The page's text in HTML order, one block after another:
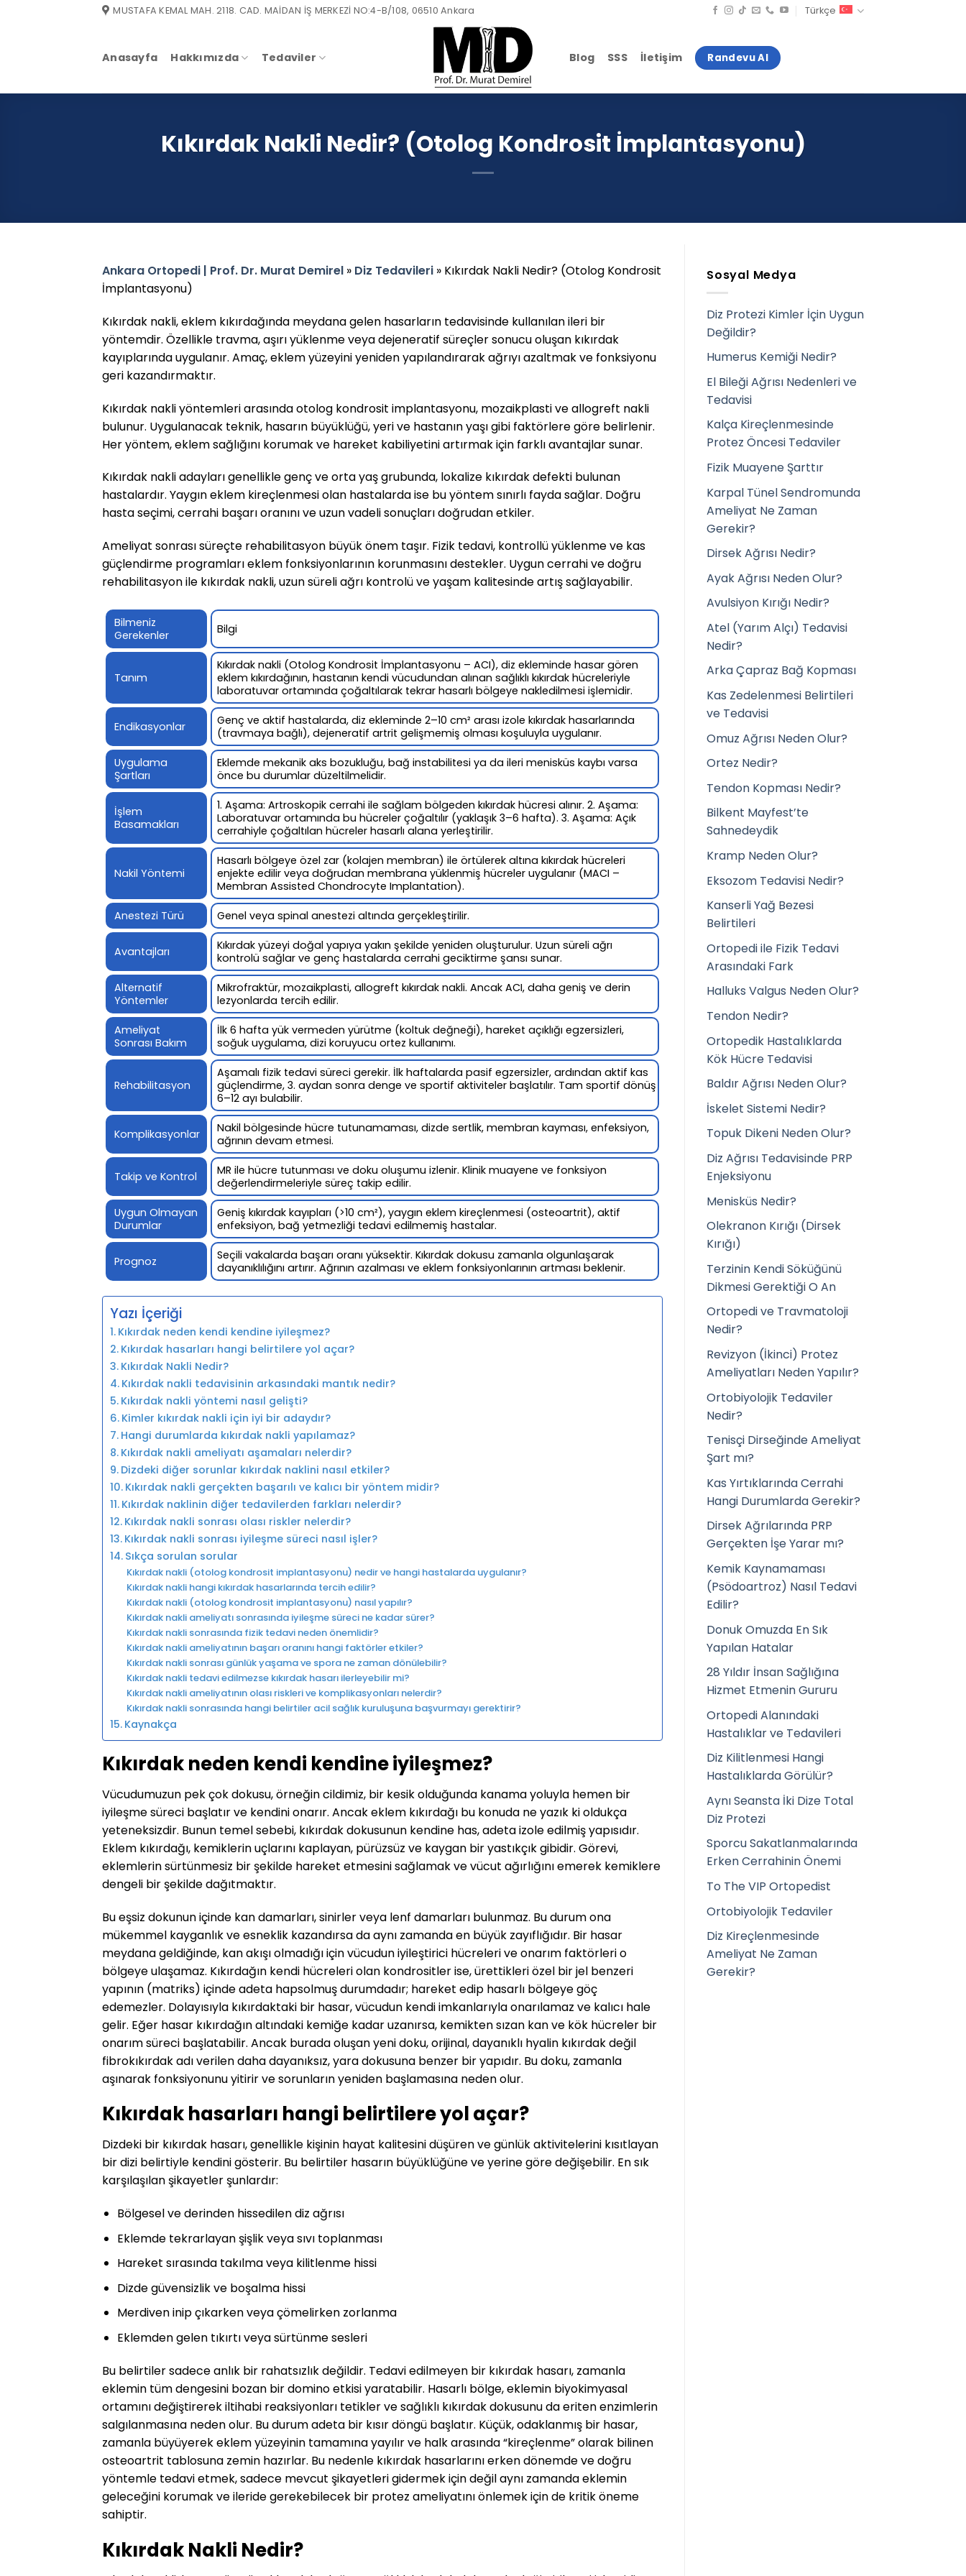
MUSTAFA KEMAL MAH. 2118. CAD. MAİDAN İŞ MERKEZİ NO:4-B/108, 06510 Ankara Türkçe
Anasayfa Hakkımızda Tedaviler Blog SSS İletişim Randevu Al
Kıkırdak Nakli Nedir? (Otolog Kondrosit İmplantasyonu)
Ankara Ortopedi | Prof. Dr. Murat Demirel » Diz Tedavileri » Kıkırdak Nakli Nedir? (Otolog Kondrosit
İmplantasyonu)
Kıkırdak nakli, eklem kıkırdağında meydana gelen hasarların tedavisinde kullanılan ileri bir
yöntemdir. Özellikle travma, aşırı yüklenme veya dejeneratif süreçler sonucu oluşan kıkırdak
kayıplarında uygulanır. Amaç, eklem yüzeyini yeniden yapılandırarak ağrıyı azaltmak ve fonksiyonu
geri kazandırmaktır.
Kıkırdak nakli yöntemleri arasında otolog kondrosit implantasyonu, mozaikplasti ve allogreft nakli
bulunur. Uygulanacak teknik, hasarın büyüklüğü, yeri ve hastanın yaşı gibi faktörlere göre belirlenir.
Her yöntem, eklem sağlığını korumak ve hareket kabiliyetini artırmak için farklı avantajlar sunar.
Kıkırdak nakli adayları genellikle genç ve orta yaş grubunda, lokalize kıkırdak defekti bulunan
hastalardır. Yaygın eklem kireçlenmesi olan hastalarda ise bu yöntem sınırlı fayda sağlar. Doğru
hasta seçimi, cerrahi başarı oranını ve uzun vadeli sonuçları doğrudan etkiler.
Ameliyat sonrası süreçte rehabilitasyon büyük önem taşır. Fizik tedavi, kontrollü yüklenme ve kas
güçlendirme programları eklem fonksiyonlarının korunmasını destekler. Uygun cerrahi ve doğru
rehabilitasyon ile kıkırdak nakli, uzun süreli ağrı kontrolü ve yaşam kalitesinde artış sağlayabilir.
Bilmeniz
Gerekenler
Bilgi
Tanım
Kıkırdak nakli (Otolog Kondrosit İmplantasyonu – ACI), diz ekleminde hasar gören
eklem kıkırdağının, hastanın kendi vücudundan alınan sağlıklı kıkırdak hücreleriyle
laboratuvar ortamında çoğaltılarak tekrar hasarlı bölgeye nakledilmesi işlemidir.
Endikasyonlar
Genç ve aktif hastalarda, diz ekleminde 2–10 cm² arası izole kıkırdak hasarlarında
(travmaya bağlı), dejeneratif artrit gelişmemiş olması koşuluyla uygulanır.
Uygulama
Şartları
Eklemde mekanik aks bozukluğu, bağ instabilitesi ya da ileri menisküs kaybı varsa
önce bu durumlar düzeltilmelidir.
İşlem
Basamakları
1. Aşama: Artroskopik cerrahi ile sağlam bölgeden kıkırdak hücresi alınır. 2. Aşama:
Laboratuvar ortamında bu hücreler çoğaltılır (yaklaşık 3–6 hafta). 3. Aşama: Açık
cerrahiyle çoğaltılan hücreler hasarlı alana yerleştirilir.
Nakil Yöntemi
Hasarlı bölgeye özel zar (kolajen membran) ile örtülerek altına kıkırdak hücreleri
enjekte edilir veya doğrudan membrana yüklenmiş hücreler uygulanır (MACI –
Membran Assisted Chondrocyte Implantation).
Anestezi Türü Genel veya spinal anestezi altında gerçekleştirilir.
Avantajları
Kıkırdak yüzeyi doğal yapıya yakın şekilde yeniden oluşturulur. Uzun süreli ağrı
kontrolü sağlar ve genç hastalarda cerrahi geciktirme şansı sunar.
Alternatif
Yöntemler
Mikrofraktür, mozaikplasti, allogreft kıkırdak nakli. Ancak ACI, daha geniş ve derin
lezyonlarda tercih edilir.
Ameliyat
Sonrası Bakım
İlk 6 hafta yük vermeden yürütme (koltuk değneği), hareket açıklığı egzersizleri,
soğuk uygulama, dizi koruyucu ortez kullanımı.
Rehabilitasyon
Aşamalı fizik tedavi süreci gerekir. İlk haftalarda pasif egzersizler, ardından aktif kas
güçlendirme, 3. aydan sonra denge ve sportif aktiviteler başlatılır. Tam sportif dönüş
6–12 ayı bulabilir.
Komplikasyonlar
Nakil bölgesinde hücre tutunamaması, dizde sertlik, membran kayması, enfeksiyon,
ağrının devam etmesi.
Takip ve Kontrol
MR ile hücre tutunması ve doku oluşumu izlenir. Klinik muayene ve fonksiyon
değerlendirmeleriyle süreç takip edilir.
Uygun Olmayan
Durumlar
Geniş kıkırdak kayıpları (>10 cm²), yaygın eklem kireçlenmesi (osteoartrit), aktif
enfeksiyon, bağ yetmezliği tedavi edilmemiş hastalar.
Prognoz
Seçili vakalarda başarı oranı yüksektir. Kıkırdak dokusu zamanla olgunlaşarak
dayanıklılığını artırır. Ağrının azalması ve eklem fonksiyonlarının artması beklenir.
Yazı İçeriği
Kıkırdak neden kendi kendine iyileşmez?
Kıkırdak hasarları hangi belirtilere yol açar?
Kıkırdak Nakli Nedir?
Kıkırdak nakli tedavisinin arkasındaki mantık nedir?
Kıkırdak nakli yöntemi nasıl gelişti?
Kimler kıkırdak nakli için iyi bir adaydır?
Hangi durumlarda kıkırdak nakli yapılamaz?
Kıkırdak nakli ameliyatı aşamaları nelerdir?
Dizdeki diğer sorunlar kıkırdak naklini nasıl etkiler?
Kıkırdak nakli gerçekten başarılı ve kalıcı bir yöntem midir?
Kıkırdak naklinin diğer tedavilerden farkları nelerdir?
Kıkırdak nakli sonrası olası riskler nelerdir?
Kıkırdak nakli sonrası iyileşme süreci nasıl işler?
Sıkça sorulan sorular
Kıkırdak nakli (otolog kondrosit implantasyonu) nedir ve hangi hastalarda uygulanır?
Kıkırdak nakli hangi kıkırdak hasarlarında tercih edilir?
Kıkırdak nakli (otolog kondrosit implantasyonu) nasıl yapılır?
Kıkırdak nakli ameliyatı sonrasında iyileşme süreci ne kadar sürer?
Kıkırdak nakli sonrasında fizik tedavi neden önemlidir?
Kıkırdak nakli ameliyatının başarı oranını hangi faktörler etkiler?
Kıkırdak nakli sonrası günlük yaşama ve spora ne zaman dönülebilir?
Kıkırdak nakli tedavi edilmezse kıkırdak hasarı ilerleyebilir mi?
Kıkırdak nakli ameliyatının olası riskleri ve komplikasyonları nelerdir?
Kıkırdak nakli sonrasında hangi belirtiler acil sağlık kuruluşuna başvurmayı gerektirir?
Kaynakça
Kıkırdak neden kendi kendine iyileşmez?
Vücudumuzun pek çok dokusu, örneğin cildimiz, bir kesik olduğunda kanama yoluyla hemen bir
iyileşme süreci başlatır ve kendini onarır. Ancak eklem kıkırdağı bu konuda ne yazık ki oldukça
yeteneksizdir. Bunun temel sebebi, kıkırdak dokusunun kendine has, adeta izole edilmiş yapısıdır.
Eklem kıkırdağı, kemiklerin uçlarını kaplayan, pürüzsüz ve kaygan bir yastıkçık gibidir. Görevi,
eklemlerin sürtünmesiz bir şekilde hareket etmesini sağlamak ve vücut ağırlığını emerek kemiklere
dengeli bir şekilde dağıtmaktır.
Bu eşsiz dokunun içinde kan damarları, sinirler veya lenf damarları bulunmaz. Bu durum ona
mükemmel kayganlık ve esneklik kazandırsa da aynı zamanda en büyük zayıflığıdır. Bir hasar
meydana geldiğinde, kan akışı olmadığı için vücudun iyileştirici hücreleri ve onarım faktörleri o
bölgeye ulaşamaz. Kıkırdağın kendi hücreleri olan kondrositler ise, ürettikleri özel bir jel benzeri
yapının (matriks) içinde adeta hapsolmuş durumdadır; hareket edip hasarlı bölgeye göç
edemezler. Dolayısıyla kıkırdaktaki bir hasar, vücudun kendi imkanlarıyla onarılamaz ve kalıcı hale
gelir. Eğer hasar kıkırdağın altındaki kemiğe kadar uzanırsa, kemikten sızan kan ve kök hücreler bir
onarım süreci başlatabilir. Ancak burada oluşan yeni doku, orijinal, dayanıklı hyalin kıkırdak değil
fibrokıkırdak adı verilen daha dayanıksız, yara dokusuna benzer bir yapıdır. Bu doku, zamanla
aşınarak fonksiyonunu yitirir ve sorunların yeniden başlamasına neden olur.
Kıkırdak hasarları hangi belirtilere yol açar?
Dizdeki bir kıkırdak hasarı, genellikle kişinin hayat kalitesini düşüren ve günlük aktivitelerini kısıtlayan
bir dizi belirtiyle kendini gösterir. Bu belirtiler hasarın büyüklüğüne ve yerine göre değişebilir. En sık
karşılaşılan şikayetler şunlardır:
Bölgesel ve derinden hissedilen diz ağrısı
Eklemde tekrarlayan şişlik veya sıvı toplanması
Hareket sırasında takılma veya kilitlenme hissi
Dizde güvensizlik ve boşalma hissi
Merdiven inip çıkarken veya çömelirken zorlanma
Eklemden gelen tıkırtı veya sürtünme sesleri
Bu belirtiler sadece anlık bir rahatsızlık değildir. Tedavi edilmeyen bir kıkırdak hasarı, zamanla
eklemin tüm dengesini bozan bir domino etkisi yaratabilir. Hasarlı bölge, eklemin biyokimyasal
ortamını değiştirerek iltihabi reaksiyonları tetikler ve sağlıklı kıkırdak dokusunu da eriten enzimlerin
salgılanmasına neden olur. Bu durum adeta bir kısır döngü başlatır. Küçük, odaklanmış bir hasar,
zamanla büyüyerek eklem yüzeyinin tamamına yayılır ve halk arasında “kireçlenme” olarak bilinen
osteoartrit tablosuna zemin hazırlar. Bu nedenle kıkırdak hasarlarını erken dönemde ve doğru
yöntemle tedavi etmek, sadece mevcut şikayetleri gidermek için değil aynı zamanda eklemin
geleceğini korumak ve ileride gerekebilecek bir protez ameliyatını önlemek için de kritik öneme
sahiptir.
Kıkırdak Nakli Nedir?
Sosyal Medya
Diz Protezi Kimler İçin Uygun
Değildir?
Humerus Kemiği Nedir?
El Bileği Ağrısı Nedenleri ve
Tedavisi
Kalça Kireçlenmesinde
Protez Öncesi Tedaviler
Fizik Muayene Şarttır
Karpal Tünel Sendromunda
Ameliyat Ne Zaman
Gerekir?
Dirsek Ağrısı Nedir?
Ayak Ağrısı Neden Olur?
Avulsiyon Kırığı Nedir?
Atel (Yarım Alçı) Tedavisi
Nedir?
Arka Çapraz Bağ Kopması
Kas Zedelenmesi Belirtileri
ve Tedavisi
Omuz Ağrısı Neden Olur?
Ortez Nedir?
Tendon Kopması Nedir?
Bilkent Mayfest’te
Sahnedeydik
Kramp Neden Olur?
Eksozom Tedavisi Nedir?
Kanserli Yağ Bezesi
Belirtileri
Ortopedi ile Fizik Tedavi
Arasındaki Fark
Halluks Valgus Neden Olur?
Tendon Nedir?
Ortopedik Hastalıklarda
Kök Hücre Tedavisi
Baldır Ağrısı Neden Olur?
İskelet Sistemi Nedir?
Topuk Dikeni Neden Olur?
Diz Ağrısı Tedavisinde PRP
Enjeksiyonu
Menisküs Nedir?
Olekranon Kırığı (Dirsek
Kırığı)
Terzinin Kendi Söküğünü
Dikmesi Gerektiği O An
Ortopedi ve Travmatoloji
Nedir?
Revizyon (İkinci) Protez
Ameliyatları Neden Yapılır?
Ortobiyolojik Tedaviler
Nedir?
Tenisçi Dirseğinde Ameliyat
Şart mı?
Kas Yırtıklarında Cerrahi
Hangi Durumlarda Gerekir?
Dirsek Ağrılarında PRP
Gerçekten İşe Yarar mı?
Kemik Kaynamaması
(Psödoartroz) Nasıl Tedavi
Edilir?
Donuk Omuzda En Sık
Yapılan Hatalar
28 Yıldır İnsan Sağlığına
Hizmet Etmenin Gururu
Ortopedi Alanındaki
Hastalıklar ve Tedavileri
Diz Kilitlenmesi Hangi
Hastalıklarda Görülür?
Aynı Seansta İki Dize Total
Diz Protezi
Sporcu Sakatlanmalarında
Erken Cerrahinin Önemi
To The VIP Ortopedist
Ortobiyolojik Tedaviler
Diz Kireçlenmesinde
Ameliyat Ne Zaman
Gerekir?